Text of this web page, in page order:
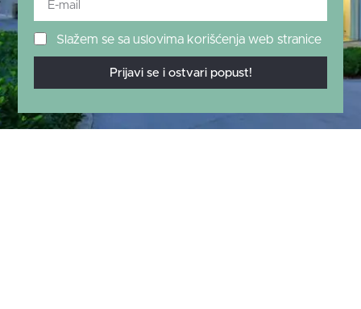
Slažem se sa uslovima korišćenja web stranice
Prijavi se i ostvari popust!